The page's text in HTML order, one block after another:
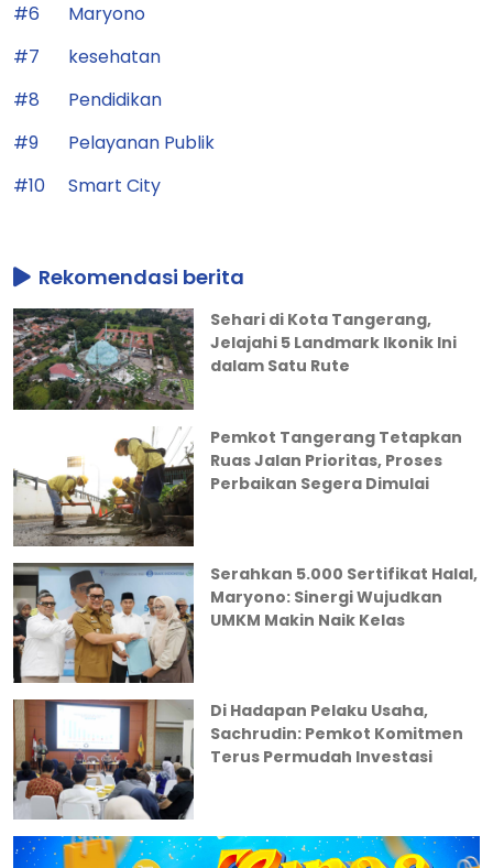
#6
Maryono
#7
kesehatan
#8
Pendidikan
#9
Pelayanan Publik
#10
Smart City
Rekomendasi berita
Sehari di Kota Tangerang,
Jelajahi 5 Landmark Ikonik Ini
dalam Satu Rute
Pemkot Tangerang Tetapkan
Ruas Jalan Prioritas, Proses
Perbaikan Segera Dimulai
Serahkan 5.000 Sertifikat Halal,
Maryono: Sinergi Wujudkan
UMKM Makin Naik Kelas
Di Hadapan Pelaku Usaha,
Sachrudin: Pemkot Komitmen
Terus Permudah Investasi